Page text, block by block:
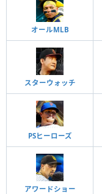
オールMLB
スターウォッチ
PSヒーローズ
アワードショー